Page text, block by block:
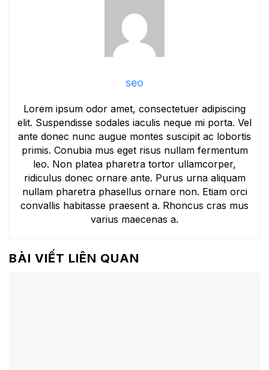
seo
Lorem ipsum odor amet, consectetuer adipiscing
elit. Suspendisse sodales iaculis neque mi porta. Vel
ante donec nunc augue montes suscipit ac lobortis
primis. Conubia mus eget risus nullam fermentum
leo. Non platea pharetra tortor ullamcorper,
ridiculus donec ornare ante. Purus urna aliquam
nullam pharetra phasellus ornare non. Etiam orci
convallis habitasse praesent a. Rhoncus cras mus
varius maecenas a.
BÀI VIẾT LIÊN QUAN